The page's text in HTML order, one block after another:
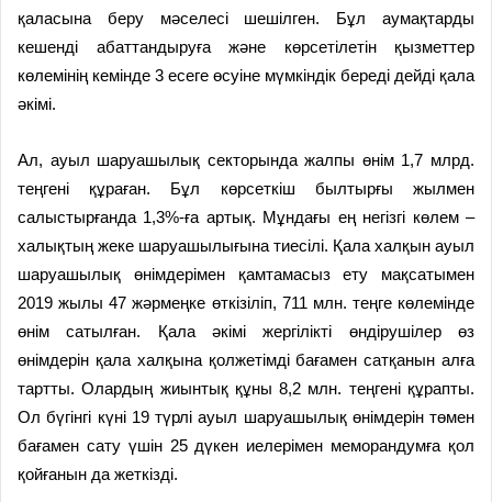
қаласына беру мәселесі шешілген. Бұл аумақтарды
кешенді абаттандыруға және көрсетілетін қызметтер
көлемінің кемінде 3 есеге өсуіне мүмкіндік береді дейді қала
әкімі.
Ал, ауыл шаруашылық секторында жалпы өнім 1,7 млрд.
теңгені құраған. Бұл көрсеткіш былтырғы жылмен
салыстырғанда 1,3%-ға артық. Мұндағы ең негізгі көлем –
халықтың жеке шаруашылығына тиесілі. Қала халқын ауыл
шаруашылық өнімдерімен қамтамасыз ету мақсатымен
2019 жылы 47 жәрмеңке өткізіліп, 711 млн. теңге көлемінде
өнім сатылған. Қала әкімі жергілікті өндірушілер өз
өнімдерін қала халқына қолжетімді бағамен сатқанын алға
тартты. Олардың жиынтық құны 8,2 млн. теңгені құрапты.
Ол бүгінгі күні 19 түрлі ауыл шаруашылық өнімдерін төмен
бағамен сату үшін 25 дүкен иелерімен меморандумға қол
қойғанын да жеткізді.